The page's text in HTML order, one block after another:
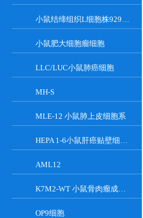
小鼠结缔组织L细胞株929克隆
小鼠肥大细胞瘤细胞
LLC/LUC小鼠肺癌细胞
MH-S
MLE-12 小鼠肺上皮细胞系
HEPA 1-6小鼠肝癌贴壁细胞系
AML12
K7M2-WT 小鼠骨肉瘤成骨细胞系
OP9细胞